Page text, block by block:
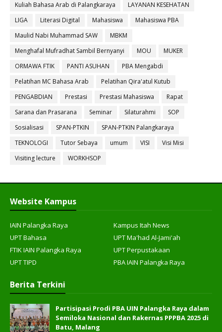
Kuliah Bahasa Arab di Palangkaraya
LAYANAN KESEHATAN
LIGA
Literasi Digital Mahasiswa
Mahasiswa PBA
Maulid Nabi Muhammad SAW
MBKM
Menghafal Mufradhat Sambil Bernyanyi
MOU
MUKER
ORMAWA FTIK
PANTI ASUHAN
PBA Mengabdi
Pelatihan MC Bahasa Arab
Pelatihan Qira'atul Kutub
PENGABDIAN
Prestasi Prestasi Mahasiswa
Rapat
Sarana dan Prasarana
Seminar Silaturahmi
SOP
Sosialisasi
SPAN-PTKIN
SPAN-PTKIN Palangkaraya
TEKNOLOGI
Tutor Sebaya umum VISI
Visi Misi
Visiting lecture
WORKHSOP
Website Kampus
IAIN Palangka Raya
Kampus Itah News
UPT Bahasa
UPT Ma'had Al-Jami'ah
FTIK IAIN Palangka Raya
UPT Perpustakaan
UPT TIPD
PBA IAIN Palangka Raya
Berita Terkini
Partisipasi Prodi PBA UIN Palangka Raya dalam
Semiloka Nasional dan Rakernas PPPBA 2025 di
Batu, Malang